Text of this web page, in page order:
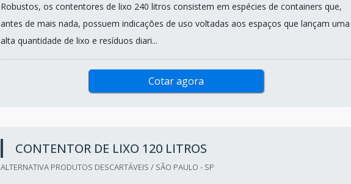
Robustos, os contentores de lixo 240 litros consistem em espécies de containers que,
antes de mais nada, possuem indicações de uso voltadas aos espaços que lançam uma
alta quantidade de lixo e resíduos diari...
Cotar agora
CONTENTOR DE LIXO 120 LITROS
ALTERNATIVA PRODUTOS DESCARTÁVEIS / SÃO PAULO - SP